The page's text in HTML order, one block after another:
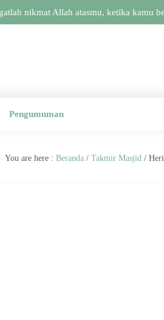
nikmat Allah atasmu, ketika kamu
Pengumuman
You are here : Beranda/ Takmir Masjid/